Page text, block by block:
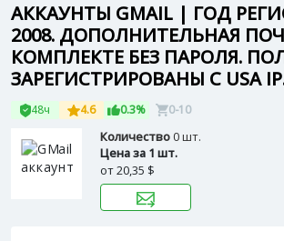
АККАУНТЫ GMAIL | ГОД
2008. ДОПОЛНИТЕЛЬНАЯ
КОМПЛЕКТЕ БЕЗ ПАРОЛЯ.
ЗАРЕГИСТРИРОВАНЫ С USA
48ч 4.6 0.3% 0-10
Количество0 шт.
Цена за 1 шт.
от20,35 $